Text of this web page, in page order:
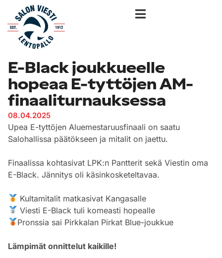
E-Black joukkueelle
hopeaa E-tyttöjen AM-
finaaliturnauksessa
08.04.2025
Upea E-tyttöjen Aluemestaruusfinaali on saatu
Salohallissa päätökseen ja mitalit on jaettu.
Finaalissa kohtasivat LPK:n Pantterit sekä Viestin oma
E-Black. Jännitys oli käsinkosketeltavaa.
Kultamitalit matkasivat Kangasalle
Viesti E-Black tuli komeasti hopealle
Pronssia sai Pirkkalan Pirkat Blue-joukkue
Lämpimät onnittelut kaikille!